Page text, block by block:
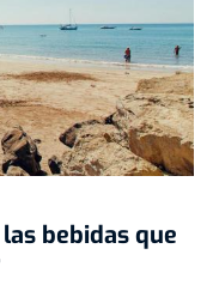
bebidas que